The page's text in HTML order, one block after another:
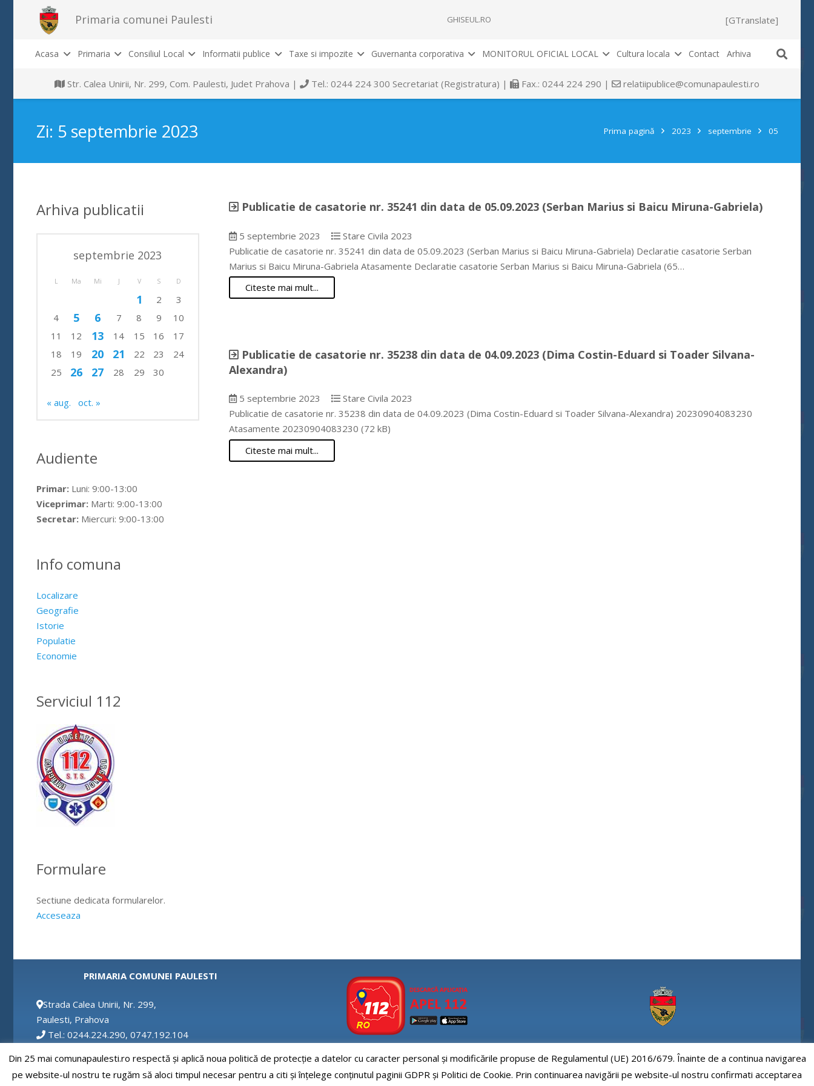
Primaria comunei Paulesti GHISEUL.RO [GTranslate]
Acasa Primaria Consiliul Local Informatii publice Taxe si impozite Guvernanta corporativa MONITORUL OFICIAL LOCAL Cultura locala Contact Arhiva
Str. Calea Unirii, Nr. 299, Com. Paulesti, Judet Prahova | Tel.: 0244 224 300 Secretariat (Registratura) | Fax.: 0244 224 290 | relatiipublice@comunapaulesti.ro
Zi: 5 septembrie 2023 Prima pagină 2023 septembrie 05
Publicatie de casatorie nr. 35241 din data de 05.09.2023 (Serban Marius si Baicu Miruna-Gabriela)
5 septembrie 2023
Stare Civila 2023
Publicatie de casatorie nr. 35241 din data de 05.09.2023 (Serban Marius si Baicu Miruna-Gabriela) Declaratie casatorie Serban
Marius si Baicu Miruna-Gabriela Atasamente Declaratie casatorie Serban Marius si Baicu Miruna-Gabriela (65…
Citeste mai mult...
Publicatie de casatorie nr. 35238 din data de 04.09.2023 (Dima Costin-Eduard si Toader Silvana-
Alexandra)
5 septembrie 2023
Stare Civila 2023
Publicatie de casatorie nr. 35238 din data de 04.09.2023 (Dima Costin-Eduard si Toader Silvana-Alexandra) 20230904083230
Atasamente 20230904083230 (72 kB)
Citeste mai mult...
Arhiva publicatii
septembrie 2023
L Ma Mi J V S D
1 2
3
4
5 6 7 8 9
10
11
12 13 14 15 16
17
18
19 20 21 22 23
24
25
26 27 28 29 30
« aug. oct. »
Audiente
Primar:Luni: 9:00-13:00
Viceprimar:Marti: 9:00-13:00
Secretar:Miercuri: 9:00-13:00
Info comuna
Localizare
Geografie
Istorie
Populatie
Economie
Serviciul 112
Formulare
Sectiune dedicata formularelor.
Acceseaza
PRIMARIA COMUNEI PAULESTI
Strada Calea Unirii, Nr. 299,
Paulesti, Prahova
Tel.: 0244.224.290, 0747.192.104
Email: secretar@comunapaulesti.ro
Aplicatia APEL112
Din 25 mai comunapaulesti.ro respectă și aplică noua politică de protecție a datelor cu caracter personal și modificările propuse de Regulamentul (UE) 2016/679. Înainte de a continua navigarea
pe website-ul nostru te rugăm să aloci timpul necesar pentru a citi și înțelege conținutul paginii GDPR și Politici de Cookie. Prin continuarea navigării pe website-ul nostru confirmati acceptarea